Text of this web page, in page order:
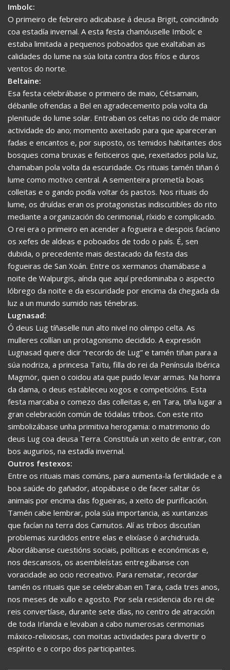
Imbolc:
O primeiro de febreiro adicabase á deusa Brigit, coincidindo
coa estadía invernal. A esta festa chamóuselle Imbolc e
estaba limitada a pequenos poboados que exaltaban as
calidades do lume na súa loita contra dos fríos e duros
ventos do norte.
Beltaine:
Esa festa celebrábase o primeiro de maio, Cétsamain,
débanlle ofrendas a Bel en agradecemento pola volta da
plenitude do lume solar. Entraban os celtas no ciclo de maior
actividade do ano; momento axeitado para que apareceran
fadas e encantos e, por suposto, os temidos habitantes dos
bosques coma bruxas e feiticeiros que, rexeitados pola luz,
chamaban pola volta da escuridade. Os rituais tamén tiñan ó
lume como motivo central. A sementeira prometía boas
colleitas e o gando podía voltar ós pastos. Nos rituais do
lume, os druídas eran os protagonistas indiscutibles do rito
mediante a organización do cerimonial, ríxido e complicado.
O rei era o primeiro en acender a fogueira e despois facíano
os xefes de aldeas e poboados de todo o país. É, sen
dubida, o precedente mais destacado da festa das
fogueiras de San Xoán. Entre os xermanos chamábase a
noite de Walpurgis, aínda que aquí predominaba o aspecto
lóbrego da noite e da escuridade por encima da chegada da
luz a un mundo sumido nas ténebras.
Lugnasad:
Ó deus Lug tíñaselle nun alto nivel no olimpo celta. As
mulleres collían un protagonismo decidido. A expresión
Lugnasad quere dicir “recordo de Lug” e tamén tiñan para a
súa nodriza, a princesa Taïtu, filla do rei da Península Ibérica
Magmör, quen o coidou ata que puido levar armas. Na honra
da dama, o deus estableceu xogos e competicións. Esta
festa marcaba o comezo das colleitas e, en Tara, tiña lugar a
gran celebración común de tódalas tribos. Con este rito
simbolizábase unha primitiva herogamia: o matrimonio do
deus Lug coa deusa Terra. Constituía un xeito de entrar, con
bos augurios, na estadía invernal.
Outros festexos:
Entre os rituais mais comúns, para aumenta-la fertilidade e a
boa saúde do gañador, atopábase o de facer saltar ós
animais por encima das fogueiras, a xeito de purificación.
Tamén cabe lembrar, pola súa importancia, as xuntanzas
que facían na terra dos Carnutos. Alí as tribos discutían
problemas xurdidos entre elas e elixíase ó archidruida.
Abordábanse cuestións sociais, políticas e económicas e,
nos descansos, os asembleístas entregábanse con
voracidade ao ocio recreativo. Para rematar, recordar
tamén os rituais que se celebraban en Tara, cada tres anos,
nos meses de xullo e agosto. Por sela residencia do rei de
reis convertíase, durante sete días, no centro de atracción
de toda Irlanda e levaban a cabo numerosas cerimonias
máxico-relixiosas, con moitas actividades para divertir o
espírito e o corpo dos participantes.